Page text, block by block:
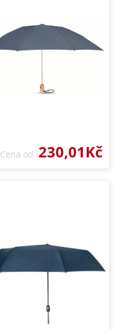
Cena od 230,01Kč